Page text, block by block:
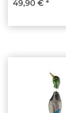
49,90 € *